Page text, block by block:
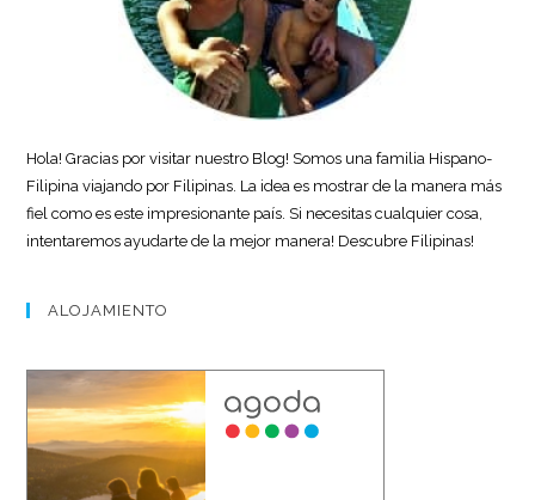
Hola! Gracias por visitar nuestro Blog! Somos una familia Hispano-
Filipina viajando por Filipinas. La idea es mostrar de la manera más
fiel como es este impresionante país. Si necesitas cualquier cosa,
intentaremos ayudarte de la mejor manera! Descubre Filipinas!
ALOJAMIENTO